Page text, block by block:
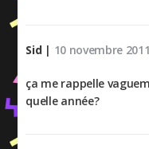
Sid | 10 novembre 2011
ça me rappelle
quelle année?